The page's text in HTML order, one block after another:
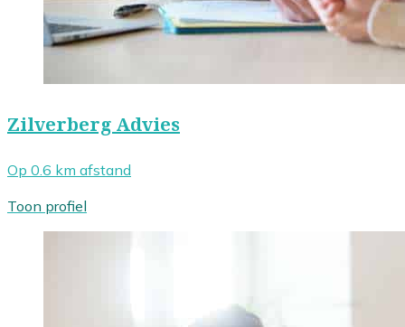
Zilverberg Advies
Op 0.6 km afstand
Toon profiel